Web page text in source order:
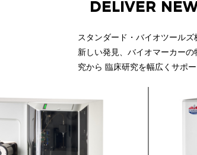
DELIVER
スタンダード・バイオツール
新しい発見、バイオマーカー
究から 臨床研究を幅広くサポー